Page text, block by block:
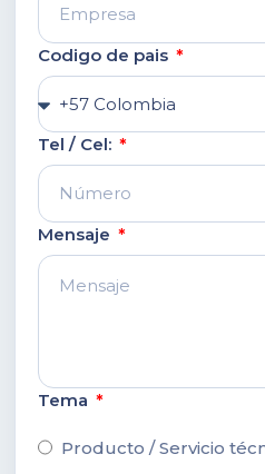
Codigo de pais
Tel / Cel:
Mensaje
Tema
Producto / Servicio